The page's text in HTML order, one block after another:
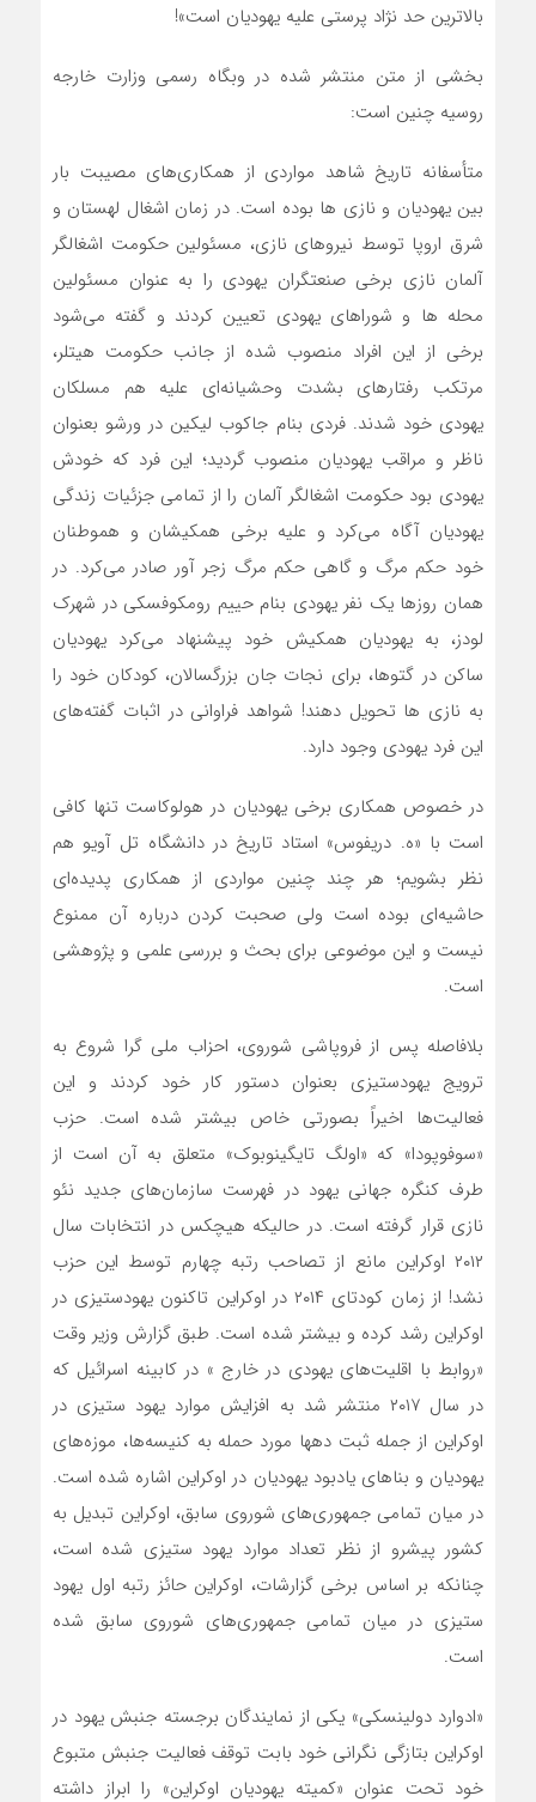
بالاترین حد نژاد پرستی علیه یهودیان است»!
بخشی از متن منتشر شده در وبگاه رسمی وزارت خارجه
روسیه چنین است:
متأسفانه تاریخ شاهد مواردی از همکاری‌های مصیبت بار
بین یهودیان و نازی ‌ها بوده است. در زمان اشغال لهستان و
شرق اروپا توسط نیروهای نازی، مسئولین حکومت اشغالگر
آلمان نازی برخی صنعتگران یهودی را به عنوان مسئولین
محله ‌ها و شوراهای یهودی تعیین کردند و گفته می‌شود
برخی از این افراد منصوب شده از جانب حکومت هیتلر،
مرتکب رفتارهای بشدت وحشیانه‌ای علیه هم مسلکان
یهودی خود شدند. فردی بنام جاکوب لیکین در ورشو بعنوان
ناظر و مراقب یهودیان منصوب گردید؛ این فرد که خودش
یهودی بود حکومت اشغالگر آلمان را از تمامی جزئیات زندگی
یهودیان آگاه می‌کرد و علیه برخی همکیشان و هموطنان
خود حکم مرگ و گاهی حکم مرگ زجر آور صادر می‌کرد. در
همان روزها یک نفر یهودی بنام حییم رومکوفسکی در شهرک
لودز، به یهودیان همکیش خود پیشنهاد می‌کرد یهودیان
ساکن در گتوها، برای نجات جان بزرگسالان، کودکان خود را
به نازی ‌ها تحویل دهند! شواهد فراوانی در اثبات گفته‌های
این فرد یهودی وجود دارد.
در خصوص همکاری برخی یهودیان در هولوکاست تنها کافی
است با «ه. دریفوس» استاد تاریخ در دانشگاه تل آویو هم
نظر بشویم؛ هر چند چنین مواردی از همکاری پدیده‌ای
حاشیه‌ای بوده است ولی صحبت کردن درباره آن ممنوع
نیست و این موضوعی برای بحث و بررسی علمی و پژوهشی
است.
بلافاصله پس از فروپاشی شوروی، احزاب ملی گرا شروع به
ترویج یهودستیزی بعنوان دستور کار خود کردند و این
فعالیت‌ها اخیراً بصورتی خاص بیشتر شده است. حزب
«سوفوپودا» که «اولگ تایگینوبوک» متعلق به آن است از
طرف کنگره جهانی یهود در فهرست سازمان‌های جدید نئو
نازی قرار گرفته است. در حالیکه هیچکس در انتخابات سال
۲۰۱۲ اوکراین مانع از تصاحب رتبه چهارم توسط این حزب
نشد! از زمان کودتای ۲۰۱۴ در اوکراین تاکنون یهودستیزی در
اوکراین رشد کرده و بیشتر شده است. طبق گزارش وزیر وقت
«روابط با اقلیت‌های یهودی در خارج » در کابینه اسرائیل که
در سال ۲۰۱۷ منتشر شد به افزایش موارد یهود ستیزی در
اوکراین از جمله ثبت دهها مورد حمله به کنیسه‌ها، موزه‌های
یهودیان و بناهای یادبود یهودیان در اوکراین اشاره شده است.
در میان تمامی جمهوری‌های شوروی سابق، اوکراین تبدیل به
کشور پیشرو از نظر تعداد موارد یهود ستیزی شده است،
چنانکه بر اساس برخی گزارشات، اوکراین حائز رتبه اول یهود
ستیزی در میان تمامی جمهوری‌های شوروی سابق شده
است.
«ادوارد دولینسکی» یکی از نمایندگان برجسته جنبش یهود در
اوکراین بتازگی نگرانی خود بابت توقف فعالیت جنبش متبوع
خود تحت عنوان «کمیته یهودیان اوکراین» را ابراز داشته